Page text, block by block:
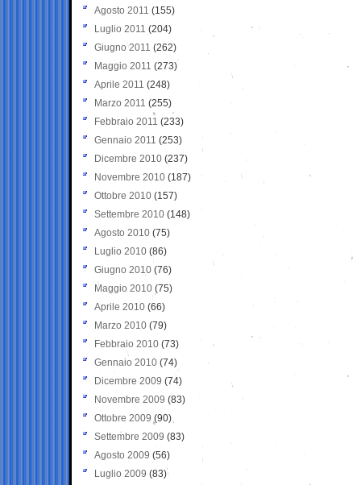
Agosto 2011 (155)
Luglio 2011 (204)
Giugno 2011 (262)
Maggio 2011 (273)
Aprile 2011 (248)
Marzo 2011 (255)
Febbraio 2011 (233)
Gennaio 2011 (253)
Dicembre 2010 (237)
Novembre 2010 (187)
Ottobre 2010 (157)
Settembre 2010 (148)
Agosto 2010 (75)
Luglio 2010 (86)
Giugno 2010 (76)
Maggio 2010 (75)
Aprile 2010 (66)
Marzo 2010 (79)
Febbraio 2010 (73)
Gennaio 2010 (74)
Dicembre 2009 (74)
Novembre 2009 (83)
Ottobre 2009 (90)
Settembre 2009 (83)
Agosto 2009 (56)
Luglio 2009 (83)